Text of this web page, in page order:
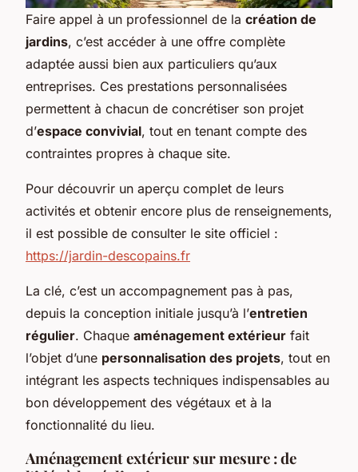
Faire appel à un professionnel de la création de
jardins, c’est accéder à une offre complète
adaptée aussi bien aux particuliers qu’aux
entreprises. Ces prestations personnalisées
permettent à chacun de concrétiser son projet
d’espace convivial, tout en tenant compte des
contraintes propres à chaque site.
Pour découvrir un aperçu complet de leurs
activités et obtenir encore plus de renseignements,
il est possible de consulter le site officiel :
https://jardin-descopains.fr
La clé, c’est un accompagnement pas à pas,
depuis la conception initiale jusqu’à l’entretien
régulier. Chaque aménagement extérieur fait
l’objet d’une personnalisation des projets, tout en
intégrant les aspects techniques indispensables au
bon développement des végétaux et à la
fonctionnalité du lieu.
Aménagement extérieur sur mesure : de